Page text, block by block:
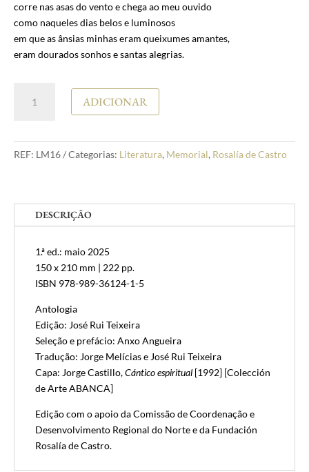
corre nas asas do vento e chega ao meu ouvido
como naqueles dias belos e luminosos
em que as ânsias minhas eram queixumes amantes,
eram dourados sonhos e santas alegrias.
Castro
eco
perdido
ADICIONAR
REF: LM16 Categorias: Literatura, Memorial, Rosalía de Castro
DESCRIÇÃO
1.ª ed.: maio 2025
150 x 210 mm | 222 pp.
ISBN 978-989-36124-1-5
Antologia
Edição: José Rui Teixeira
Seleção e prefácio: Anxo Angueira
Tradução: Jorge Melícias e José Rui Teixeira
Capa: Jorge Castillo,Cántico espiritual [1992] [Colección
de Arte ABANCA]
Edição com o apoio da Comissão de Coordenação e
Desenvolvimento Regional do Norte e da Fundación
Rosalía de Castro.